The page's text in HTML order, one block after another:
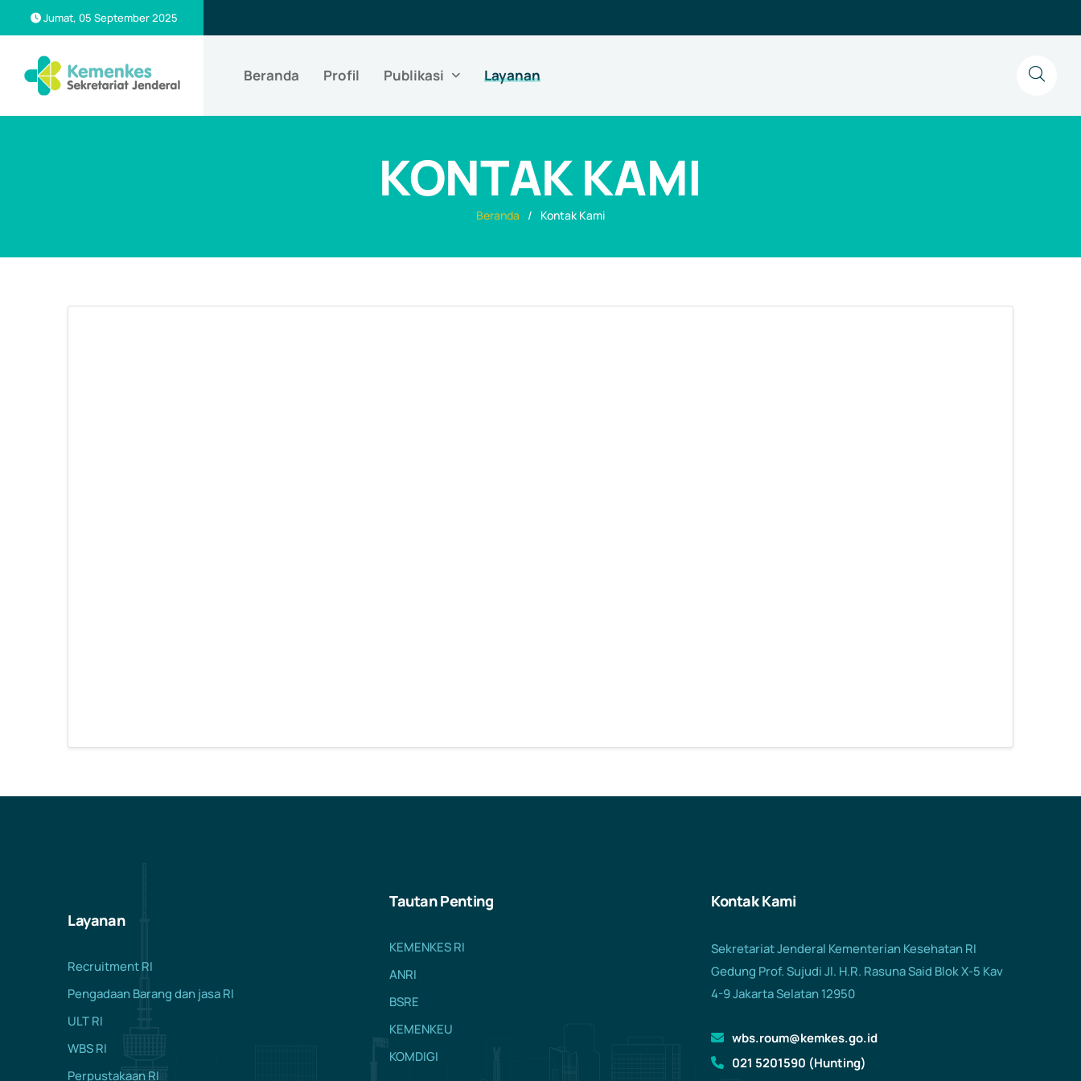
Jumat, 05 September 2025
Beranda Profil Publikasi Layanan
KONTAK KAMI
Beranda Kontak Kami
Layanan
Recruitment RI
Pengadaan Barang dan jasa RI
ULT RI
WBS RI
Perpustakaan RI
Tautan Penting
KEMENKES RI
ANRI
BSRE
KEMENKEU
KOMDIGI
Kontak Kami
Sekretariat Jenderal Kementerian Kesehatan RI
Gedung Prof. Sujudi Jl. H.R. Rasuna Said Blok X-5 Kav
4-9 Jakarta Selatan 12950
wbs.roum@kemkes.go.id
021 5201590 (Hunting)